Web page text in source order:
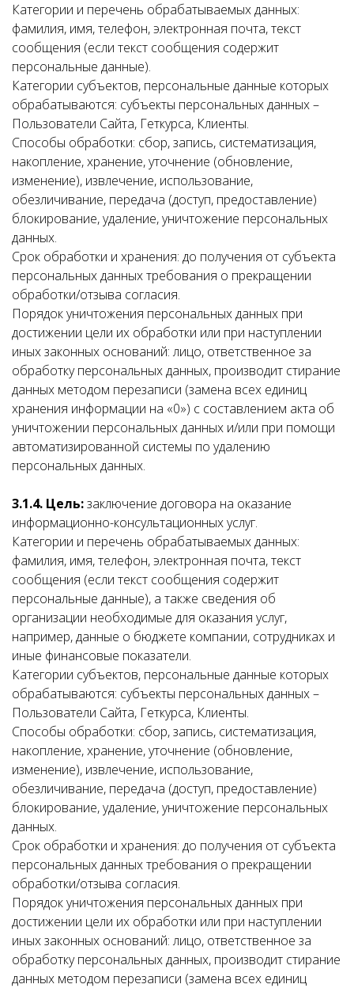
Категории и перечень обрабатываемых данных:
фамилия, имя, телефон, электронная почта, текст
сообщения (если текст сообщения содержит
персональные данные).
Категории субъектов, персональные данные которых
обрабатываются: субъекты персональных данных –
Пользователи Сайта, Геткурса, Клиенты.
Способы обработки: сбор, запись, систематизация,
накопление, хранение, уточнение (обновление,
изменение), извлечение, использование,
обезличивание, передача (доступ, предоставление)
блокирование, удаление, уничтожение персональных
данных.
Срок обработки и хранения: до получения от субъекта
персональных данных требования о прекращении
обработки/отзыва согласия.
Порядок уничтожения персональных данных при
достижении цели их обработки или при наступлении
иных законных оснований: лицо, ответственное за
обработку персональных данных, производит стирание
данных методом перезаписи (замена всех единиц
хранения информации на «0») с составлением акта об
уничтожении персональных данных и/или при помощи
автоматизированной системы по удалению
персональных данных.
3.1.4. Цель:заключение договора на оказание
информационно-консультационных услуг.
Категории и перечень обрабатываемых данных:
фамилия, имя, телефон, электронная почта, текст
сообщения (если текст сообщения содержит
персональные данные), а также сведения об
организации необходимые для оказания услуг,
например, данные о бюджете компании, сотрудниках и
иные финансовые показатели.
Категории субъектов, персональные данные которых
обрабатываются: субъекты персональных данных –
Пользователи Сайта, Геткурса, Клиенты.
Способы обработки: сбор, запись, систематизация,
накопление, хранение, уточнение (обновление,
изменение), извлечение, использование,
обезличивание, передача (доступ, предоставление)
блокирование, удаление, уничтожение персональных
данных.
Срок обработки и хранения: до получения от субъекта
персональных данных требования о прекращении
обработки/отзыва согласия.
Порядок уничтожения персональных данных при
достижении цели их обработки или при наступлении
иных законных оснований: лицо, ответственное за
обработку персональных данных, производит стирание
данных методом перезаписи (замена всех единиц